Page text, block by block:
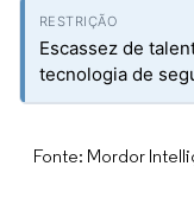
Escassez de
tecnologia de
Fonte: Mordor